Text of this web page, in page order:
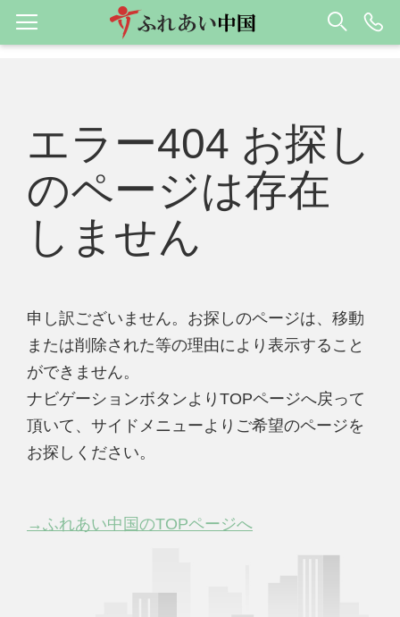
エラー404 お探し
のページは存在
しません
申し訳ございません。お探しのページは、移動
または削除された等の理由により表示すること
ができません。
ナビゲーションボタンよりTOPページへ戻って
頂いて、サイドメニューよりご希望のページを
お探しください。
→ふれあい中国のTOPページへ